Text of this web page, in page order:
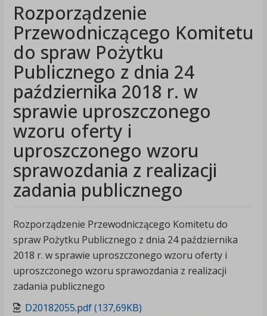
Rozporządzenie
Przewodniczącego Komitetu
do spraw Pożytku
Publicznego z dnia 24
października 2018 r. w
sprawie uproszczonego
wzoru oferty i
uproszczonego wzoru
sprawozdania z realizacji
zadania publicznego
Rozporządzenie Przewodniczącego Komitetu do
spraw Pożytku Publicznego z dnia 24 października
2018 r. w sprawie uproszczonego wzoru oferty i
uproszczonego wzoru sprawozdania z realizacji
zadania publicznego
D20182055.pdf (137,69KB)